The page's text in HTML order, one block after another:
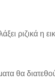
ριζικά η
θα